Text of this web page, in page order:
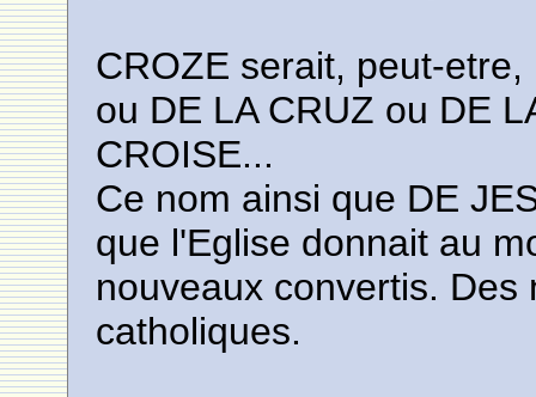
CROZE serait, peut-
ou DE LA CRUZ ou DE
CROISE...
Ce nom ainsi que DE
que l'Eglise donnait au
nouveaux convertis.
catholiques.